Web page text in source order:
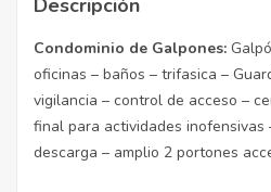
Descripción
Condominio de Galpones:
oficinas – baños – trifasica –
vigilancia – control de acceso –
final para actividades inofensivas
descarga – amplio 2 portones